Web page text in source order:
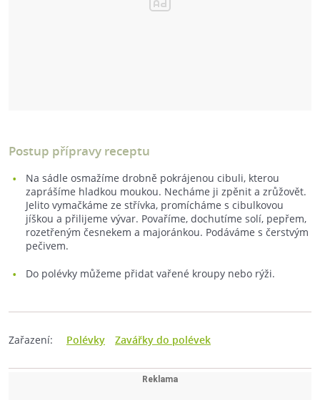
Postup přípravy receptu
Na sádle osmažíme drobně pokrájenou cibuli, kterou
zaprášíme hladkou moukou. Necháme ji zpěnit a zrůžovět.
Jelito vymačkáme ze střívka, promícháme s cibulkovou
jíškou a přilijeme vývar. Povaříme, dochutíme solí, pepřem,
rozetřeným česnekem a majoránkou. Podáváme s čerstvým
pečivem.
Do polévky můžeme přidat vařené kroupy nebo rýži.
Zařazení: Polévky Zavářky do polévek